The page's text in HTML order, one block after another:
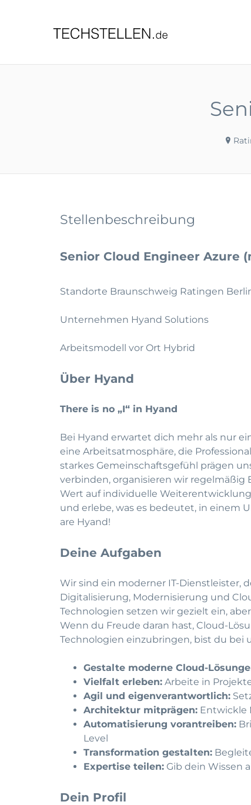
Stellenbeschreibung
Senior Cloud Engineer Azure
Standorte Braunschweig Ratingen
Unternehmen Hyand Solutions
Arbeitsmodell vor Ort Hybrid
Über Hyand
There is no „I“ in Hyand
Bei Hyand erwartet dich mehr als nur
eine Arbeitsatmosphäre, die
starkes Gemeinschaftsgefühl prägen
verbinden, organisieren wir regelmäßig
Wert auf individuelle
und erlebe, was es bedeutet, in einem
are Hyand!
Deine Aufgaben
Wir sind ein moderner IT-Dienstleister,
Digitalisierung, Modernisierung und
Technologien setzen wir gezielt ein,
Wenn du Freude daran hast, Cloud-
Technologien einzubringen, bist du bei
Gestalte moderne Cloud-
Vielfalt erleben: Arbeite in
Agil und eigenverantwortlich:
Architektur mitprägen: Entwickle
Automatisierung vorantreiben:
Level
Transformation gestalten:
Expertise teilen: Gib dein Wissen
Dein Profil